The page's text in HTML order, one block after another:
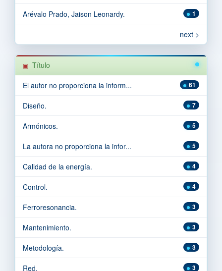
1
Arévalo Prado, Jaison Leonardy.
next >
Título
61
El autor no proporciona la inform...
7
Diseño.
5
Armónicos.
5
La autora no proporciona la infor...
4
Calidad de la energía.
4
Control.
3
Ferroresonancia.
3
Mantenimiento.
3
Metodología.
3
Red.